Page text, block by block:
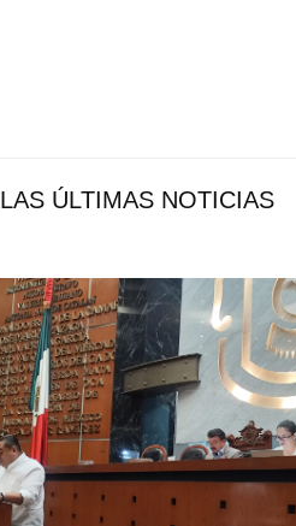
LAS ÚLTIMAS NOTICIAS